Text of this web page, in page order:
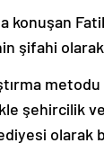
konuşan
şifahi
şehircilik
olarak